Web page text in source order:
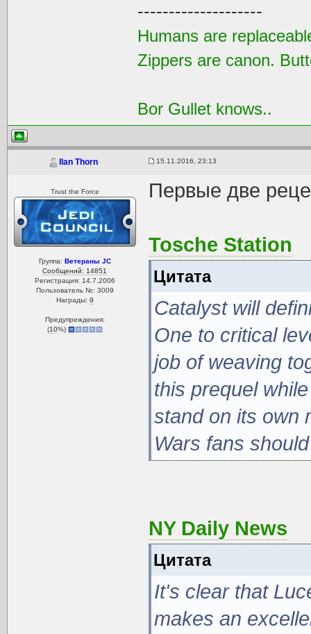
--------------------
Humans are
Zippers are canon.
Bor Gullet knows..
Ilan Thorn 15.11.2016, 23:13
Trust the Force
Группа: Ветераны JC
Сообщений: 14851
Регистрация: 14.7.2006
Пользователь №: 3009
Награды: 9
Предупреждения:
(10%)
Первые две
Tosche Station
Цитата
Catalyst will
One to critical
job of weaving
this prequel
stand on its own
Wars fans
NY Daily News
Цитата
It's clear that
makes an